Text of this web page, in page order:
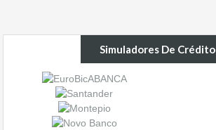
Simuladores De Crédito